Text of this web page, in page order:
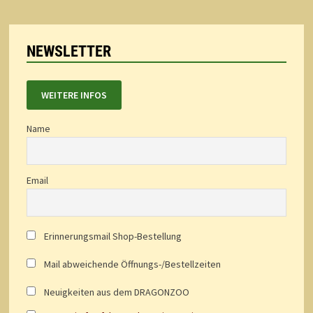
NEWSLETTER
WEITERE INFOS
Name
Email
Erinnerungsmail Shop-Bestellung
Mail abweichende Öffnungs-/Bestellzeiten
Neuigkeiten aus dem DRAGONZOO